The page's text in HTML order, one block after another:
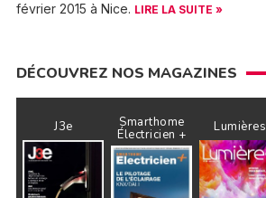
février 2015 à Nice. LIRE LA SUITE »
DÉCOUVREZ NOS MAGAZINES
J3e Smarthome
Électricien + Lumières